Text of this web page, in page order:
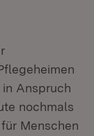
Anspruch
nochmals
Menschen